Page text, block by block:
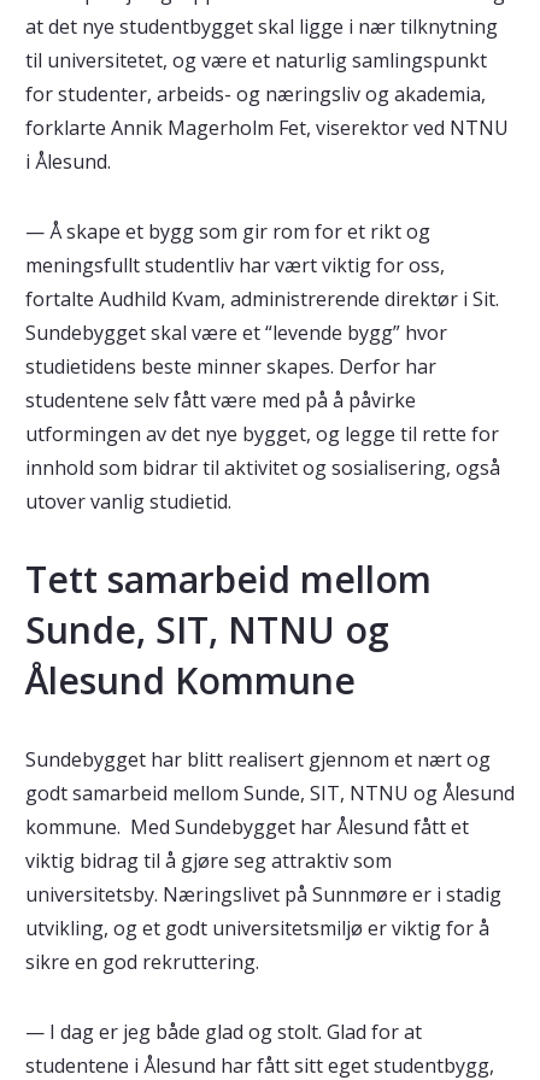
at det nye studentbygget skal ligge i nær tilknytning
til universitetet, og være et naturlig samlingspunkt
for studenter, arbeids- og næringsliv og akademia,
forklarte Annik Magerholm Fet, viserektor ved NTNU
i Ålesund.
— Å skape et bygg som gir rom for et rikt og
meningsfullt studentliv har vært viktig for oss,
fortalte Audhild Kvam, administrerende direktør i Sit.
Sundebygget skal være et “levende bygg” hvor
studietidens beste minner skapes. Derfor har
studentene selv fått være med på å påvirke
utformingen av det nye bygget, og legge til rette for
innhold som bidrar til aktivitet og sosialisering, også
utover vanlig studietid.
Tett samarbeid mellom
Sunde, SIT, NTNU og
Ålesund Kommune
Sundebygget har blitt realisert gjennom et nært og
godt samarbeid mellom Sunde, SIT, NTNU og Ålesund
kommune. Med Sundebygget har Ålesund fått et
viktig bidrag til å gjøre seg attraktiv som
universitetsby. Næringslivet på Sunnmøre er i stadig
utvikling, og et godt universitetsmiljø er viktig for å
sikre en god rekruttering.
— I dag er jeg både glad og stolt. Glad for at
studentene i Ålesund har fått sitt eget studentbygg,